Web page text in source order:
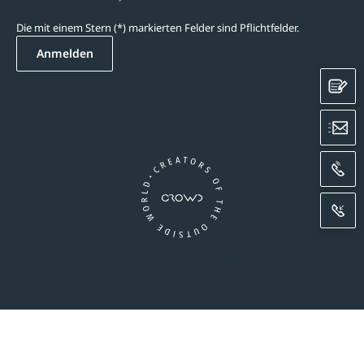
Die mit einem Stern (*) markierten Felder sind Pflichtfelder.
Anmelden